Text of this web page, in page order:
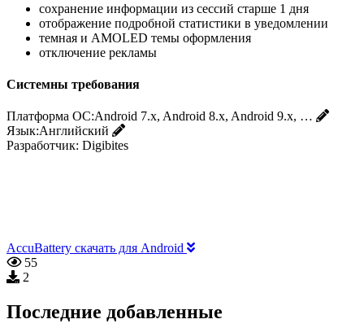
сохранение информации из сессий старше 1 дня
отображение подробной статистики в уведомлении
темная и AMOLED темы оформления
отключение рекламы
Системны требования
Платформа ОС:Android 7.x, Android 8.x, Android 9.x, …
Язык:Английский
Разработчик: Digibites
Accu​Battery скачать для Android
55
2
Последние добавленные